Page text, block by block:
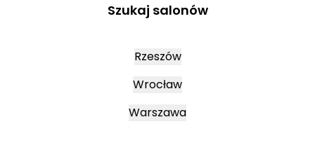
Szukaj salonów
Rzeszów
Wrocław
Warszawa